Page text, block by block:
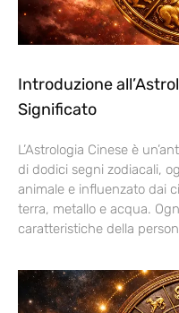
Introduzione
Significato
L’Astrologia Cinese è
di dodici segni zodiacali,
animale e influenzato dai
terra, metallo e acqua.
caratteristiche della